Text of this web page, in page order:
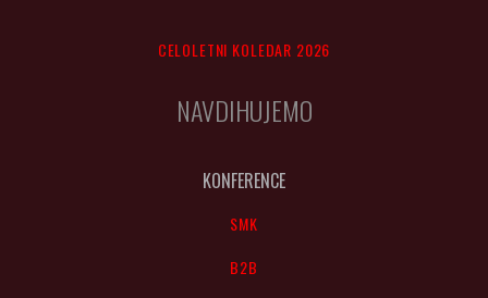
CELOLETNI KOLEDAR 2026
NAVDIHUJEMO
KONFERENCE
SMK
B2B